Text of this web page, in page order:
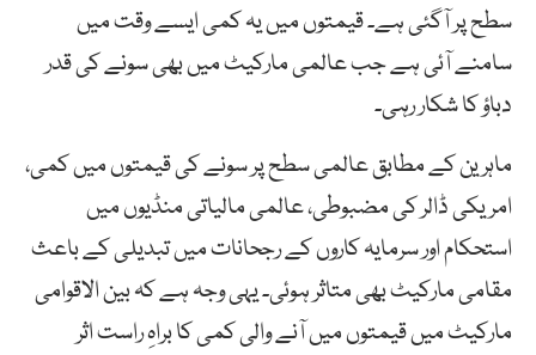
سطح پر آگئی ہے۔ قیمتوں میں یہ کمی ایسے وقت میں
سامنے آئی ہے جب عالمی مارکیٹ میں بھی سونے کی قدر
دباؤ کا شکار رہی۔
ماہرین کے مطابق عالمی سطح پر سونے کی قیمتوں میں کمی،
امریکی ڈالر کی مضبوطی، عالمی مالیاتی منڈیوں میں
استحکام اور سرمایہ کاروں کے رجحانات میں تبدیلی کے باعث
مقامی مارکیٹ بھی متاثر ہوئی۔ یہی وجہ ہے کہ بین الاقوامی
مارکیٹ میں قیمتوں میں آنے والی کمی کا براہِ راست اثر